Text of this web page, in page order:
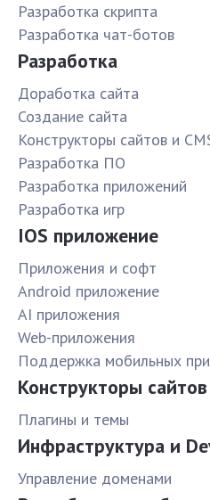
Разработка скрипта
Разработка чат-ботов
Разработка
Доработка сайта
Создание сайта
Конструкторы сайтов и
Разработка ПО
Разработка приложений
Разработка игр
IOS приложение
Приложения и софт
Android приложение
AI приложения
Web-приложения
Поддержка мобильных
Конструкторы сайтов
Плагины и темы
Инфраструктура и
Управление доменами